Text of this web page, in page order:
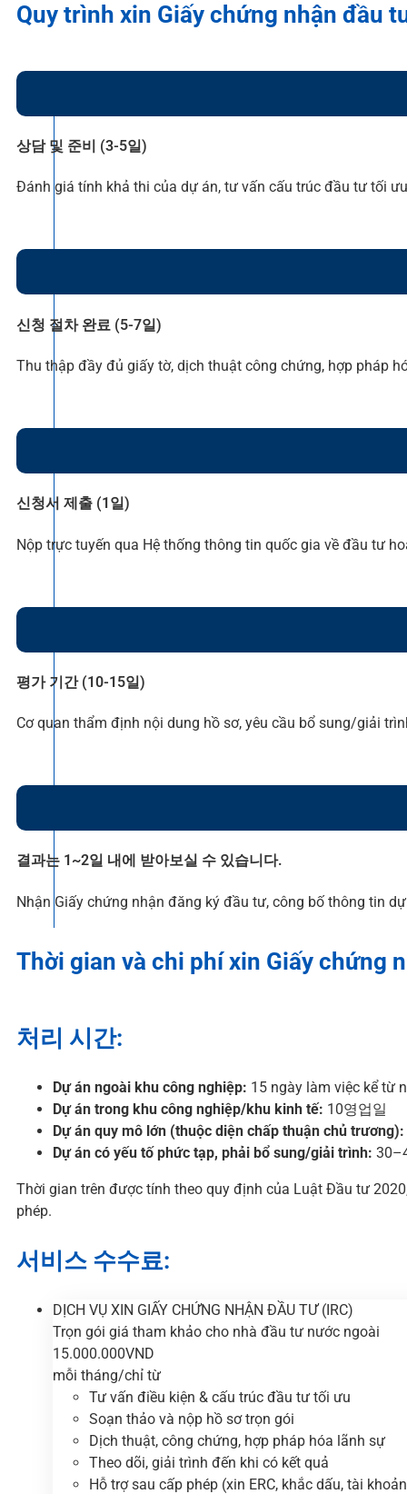
Quy trình xin Giấy chứng nhận đầu
상담 및 준비 (3-5일)
Đánh giá tính khả thi của dự án, tư vấn cấu trúc đầu tư tối
신청 절차 완료 (5-7일)
Thu thập đầy đủ giấy tờ, dịch thuật công chứng, hợp pháp
신청서 제출 (1일)
Nộp trực tuyến qua Hệ thống thông tin quốc gia về đầu tư
평가 기간 (10-15일)
Cơ quan thẩm định nội dung hồ sơ, yêu cầu bổ sung/giải
결과는 1~2일 내에 받아보실 수 있습니다.
Nhận Giấy chứng nhận đăng ký đầu tư, công bố thông tin
Thời gian và chi phí xin Giấy chứng
처리 시간:
Dự án ngoài khu công nghiệp: 15 ngày làm việc kể từ
Dự án trong khu công nghiệp/khu kinh tế: 10영업일
Dự án quy mô lớn (thuộc diện chấp thuận chủ trương):
Dự án có yếu tố phức tạp, phải bổ sung/giải trình:
Thời gian trên được tính theo quy định của Luật Đầu tư
phép.
서비스 수수료:
DỊCH VỤ XIN GIẤY CHỨNG NHẬN ĐẦU TƯ (IRC)
Trọn gói giá tham khảo cho nhà đầu tư nước ngoài
15.000.000VND
mỗi tháng/chỉ từ
Tư vấn điều kiện & cấu trúc đầu tư tối ưu
Soạn thảo và nộp hồ sơ trọn gói
Dịch thuật, công chứng, hợp pháp hóa lãnh sự
Theo dõi, giải trình đến khi có kết quả
Hỗ trợ sau cấp phép (xin ERC, khắc dấu, tài